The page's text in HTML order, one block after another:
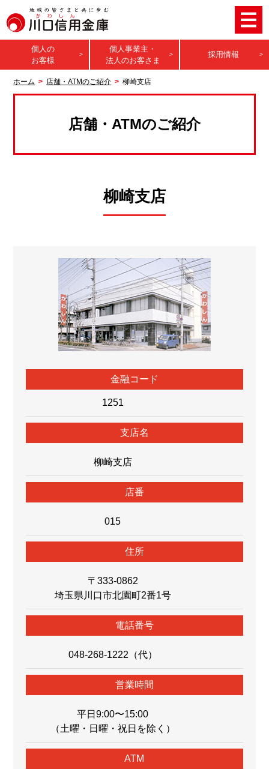
個人の
お客様
個人事業主・
法人のお客さま
採用情報
ホーム 店舗・ATMのご紹介 柳崎支店
店舗・ATMのご紹介
柳崎支店
金融コード
1251
⽀店名
柳崎支店
店番
015
住所
〒333-0862
埼玉県川口市北園町2番1号
電話番号
048-268-1222（代）
営業時間
平⽇9:00〜15:00
（⼟曜・⽇曜・祝⽇を除く）
ATM